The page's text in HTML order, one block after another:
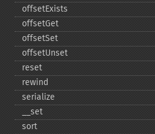
offsetExists
offsetGet
offsetSet
offsetUnset
reset
rewind
serialize
_​_​set
sort